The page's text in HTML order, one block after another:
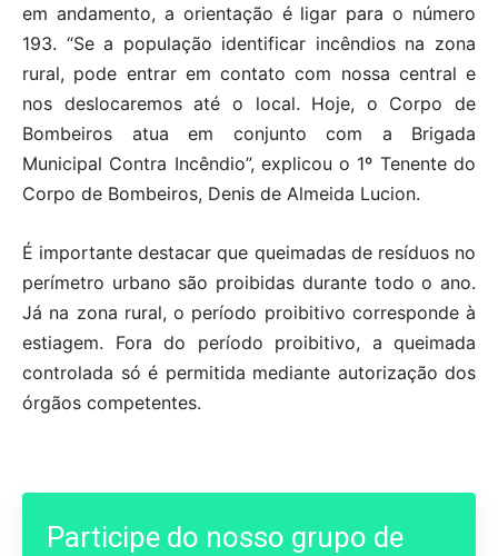
em andamento, a orientação é ligar para o número
193. “Se a população identificar incêndios na zona
rural, pode entrar em contato com nossa central e
nos deslocaremos até o local. Hoje, o Corpo de
Bombeiros atua em conjunto com a Brigada
Municipal Contra Incêndio”, explicou o 1º Tenente do
Corpo de Bombeiros, Denis de Almeida Lucion.
É importante destacar que queimadas de resíduos no
perímetro urbano são proibidas durante todo o ano.
Já na zona rural, o período proibitivo corresponde à
estiagem. Fora do período proibitivo, a queimada
controlada só é permitida mediante autorização dos
órgãos competentes.
Participe do nosso grupo de